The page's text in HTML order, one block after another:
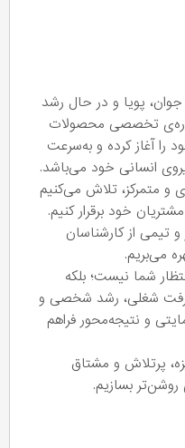
پویا و در حال رشد
تخصصی محصولات
را آغاز کرده و به‌سرعت
انسانی خود می‌باشد.
و متمرکز، تلاش می‌کنیم
خود برقرار کنیم.
تیمی از کارشناسان
می‌بریم.
شما نیست؛ بلکه
شغلی، رشد شخصی و
و نتیجه‌محور فراهم
پرتلاش و مشتاق
روشن‌تر بسازیم.